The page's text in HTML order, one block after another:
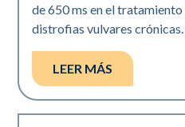
de 650 ms en el
distrofias vulvares crónicas.
LEER MÁS